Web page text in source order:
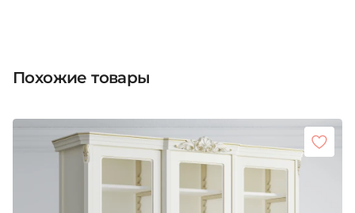
Похожие товары